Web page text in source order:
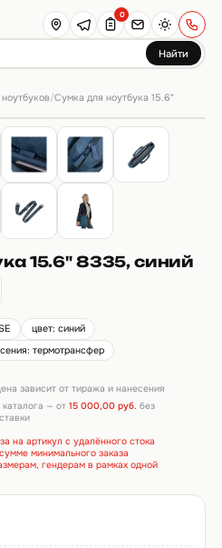
Найти
0
/Сумка для ноутбука 15.6"
15.6" 8335, синий
цвет: синий
термотрансфер
зависит от тиража и нанесения
— от 15 000,00 руб. без
на артикул с удалённого стока
минимального заказа
гендерам в рамках одной